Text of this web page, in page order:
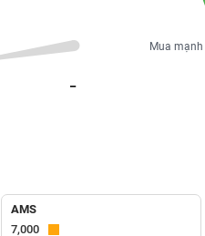
Mua mạnh
AMS
7,000